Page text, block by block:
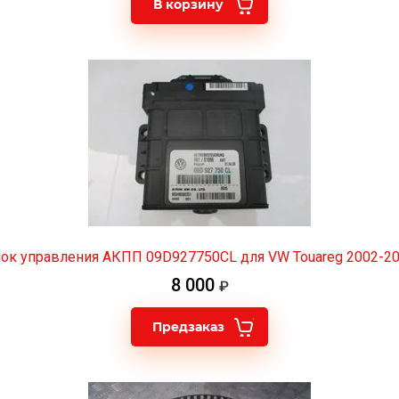
В корзину
управления АКПП 09D927750CL для VW Touareg 2002-
8 000
Предзаказ